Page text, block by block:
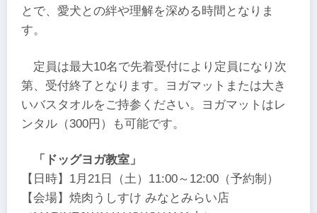
とで、愛犬との絆や理解を深める時間となりま
す。
定員は最大10名で先着受付により定員になり次
第、受付終了となります。ヨガマットまたは大き
いバスタオルをご持参ください。ヨガマットはレ
ンタル（300円）も可能です。
「ドッグヨガ教室」
【日時】1月21日（土）11:00～12:00（予約制）
【会場】焼肉うしすけ みなとみらい店